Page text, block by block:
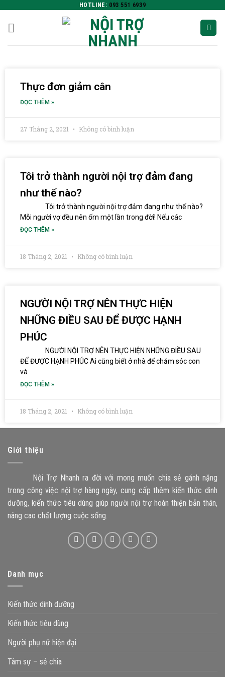
HOTLINE: 093 551 6939
Thực đơn giảm cân
ĐỌC THÊM »
27 Tháng 2, 2021 Không có bình luận
Tôi trở thành người nội trợ đảm đang
như thế nào?
Tôi trở thành người nội trợ đảm đang như thế nào?
Mỗi người vợ đều nên ốm một lần trong đời! Nếu các
ĐỌC THÊM »
18 Tháng 2, 2021 Không có bình luận
NGƯỜI NỘI TRỢ NÊN THỰC HIỆN
NHỮNG ĐIỀU SAU ĐỂ ĐƯỢC HẠNH
PHÚC
NGƯỜI NỘI TRỢ NÊN THỰC HIỆN NHỮNG ĐIỀU SAU
ĐỂ ĐƯỢC HẠNH PHÚC Ai cũng biết ở nhà để chăm sóc con
và
ĐỌC THÊM »
18 Tháng 2, 2021 Không có bình luận
Giới thiệu
Nội Trợ Nhanh ra đời với mong muốn chia sẻ gánh nặng
trong công việc nội trợ hàng ngày, cung cấp thêm kiến thức dinh
dưỡng, kiến thức tiêu dùng giúp người nội trợ hoàn thiện bản thân,
nâng cao chất lượng cuộc sống.
Danh mục
Kiến thức dinh dưỡng
Kiến thức tiêu dùng
Người phụ nữ hiện đại
Tâm sự – sẻ chia